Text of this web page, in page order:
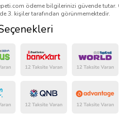
ödeme bilgilerinizi güvende tutar.
3. kişiler tarafından görünmemektedir.